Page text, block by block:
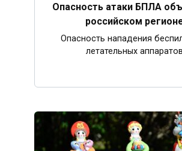
Опасность атаки БПЛА
российском
Опасность нападения
летательных аппаратов